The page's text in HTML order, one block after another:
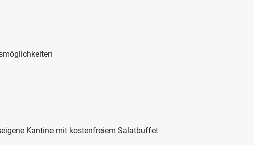
Kantine mit kostenfreiem Salatbuffet